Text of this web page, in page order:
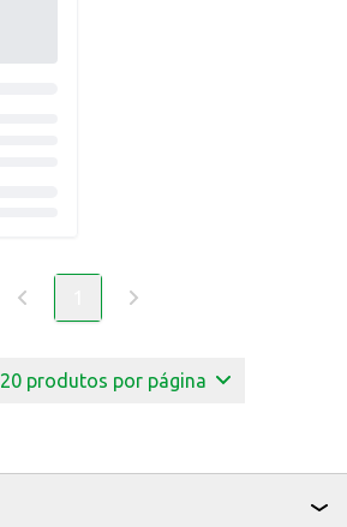
20produtos por página